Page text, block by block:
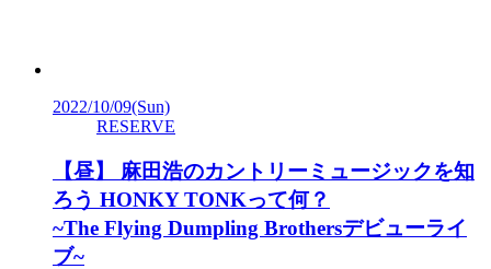
2022/10/09(Sun)
RESERVE
【昼】 麻田浩のカントリーミュージックを知
ろう HONKY TONKって何？
~The Flying Dumpling Brothersデビューライ
ブ~